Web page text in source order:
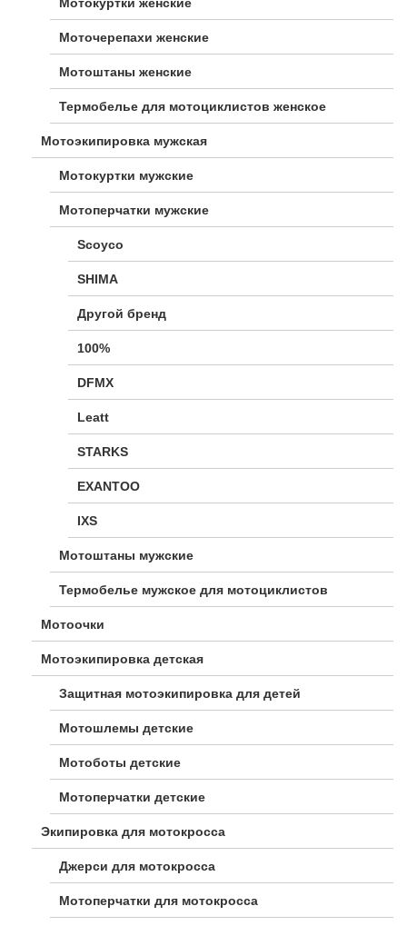
Моточерепахи женские
Мотоштаны женские
Термобелье для мотоциклистов женское
Мотоэкипировка мужская
Мотокуртки мужские
Мотоперчатки мужские
Scoyco
SHIMA
Другой бренд
100%
DFMX
Leatt
STARKS
EXANTOO
IXS
Мотоштаны мужские
Термобелье мужское для мотоциклистов
Мотоочки
Мотоэкипировка детская
Защитная мотоэкипировка для детей
Мотошлемы детские
Мотоботы детские
Мотоперчатки детские
Экипировка для мотокросса
Джерси для мотокросса
Мотоперчатки для мотокросса